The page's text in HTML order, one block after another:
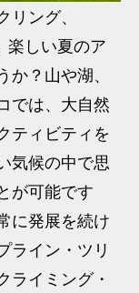
ング、
楽しい夏のア
？山や湖、
では、大自然
ティビティを
気候の中で思
が可能です
に発展を続け
ライン・ツリ
ライミング・